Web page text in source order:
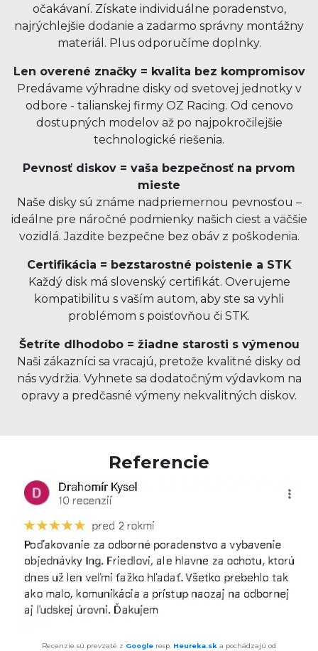
očakávaní. Získate individuálne poradenstvo,
najrýchlejšie dodanie a zadarmo správny montážny
materiál. Plus odporučíme doplnky.
Len overené značky = kvalita bez kompromisov
Predávame výhradne disky od svetovej jednotky v
odbore - talianskej firmy OZ Racing. Od cenovo
dostupných modelov až po najpokročilejšie
technologické riešenia.
Pevnosť diskov = vaša bezpečnosť na prvom
mieste
Naše disky sú známe nadpriemernou pevnosťou –
ideálne pre náročné podmienky našich ciest a väčšie
vozidlá. Jazdite bezpečne bez obáv z poškodenia.
Certifikácia = bezstarostné poistenie a STK
Každý disk má slovenský certifikát. Overujeme
kompatibilitu s vaším autom, aby ste sa vyhli
problémom s poisťovňou či STK.
Šetríte dlhodobo = žiadne starosti s výmenou
Naši zákazníci sa vracajú, pretože kvalitné disky od
nás vydržia. Vyhnete sa dodatočným výdavkom na
opravy a predčasné výmeny nekvalitných diskov.
Referencie
Recenzie sú prevzaté z Google resp. Heureka.sk a pochádzajú od